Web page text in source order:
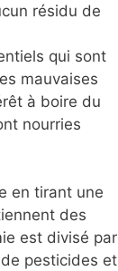
résidu de
qui sont
mauvaises
à boire du
nourries
en tirant une
des
est divisé par
pesticides et